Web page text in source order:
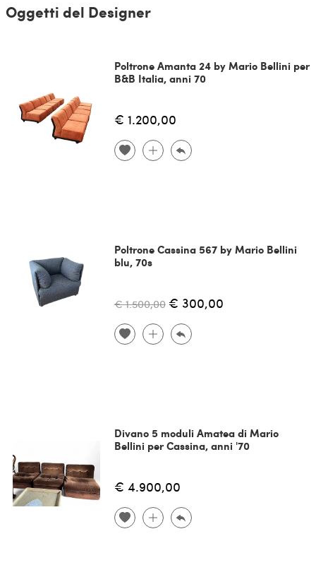
Oggetti del Designer
Poltrone Amanta 24 by Mario Bellini per
B&B Italia, anni 70
€ 1.200,00
Poltrone Cassina 567 by Mario Bellini
blu, 70s
€ 1.500,00 € 300,00
Divano 5 moduli Amatea di Mario
Bellini per Cassina, anni '70
€ 4.900,00